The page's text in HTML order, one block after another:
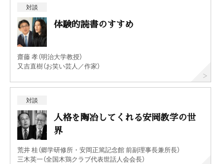
対談
体験的読書のすすめ
齋藤 孝（明治大学教授）
又吉直樹（お笑い芸人／作家）
対談
人格を陶冶してくれる安岡教学の世
界
荒井 桂（郷学研修所・安岡正篤記念館 前副理事長兼所長）
三木英一（全国木鶏クラブ代表世話人会会長）